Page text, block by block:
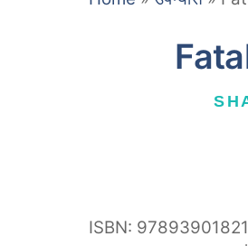
ISBN: